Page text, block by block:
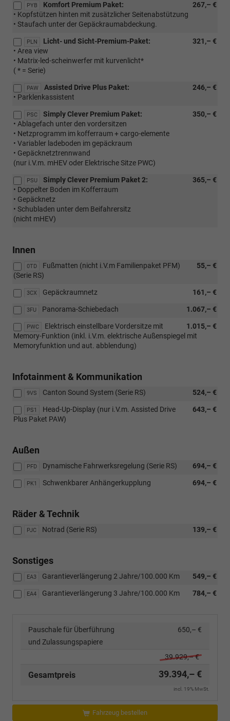
PYB 267,– €
Komfort Premium Paket:
• Kopfstützen hinten mit zusätzlicher Seitenabstützung
• Staufach unter der Gepäckraumabdeckung.
PLN 321,– €
Licht- und Sicht-Premium-Paket:
• Area view
• Matrix-led-scheinwerfer mit kurvenlicht*
( * = Serie)
PAW 246,– €
Assisted Drive Plus Paket:
• Parklenkassistent
PSC 350,– €
Simply Clever Premium Paket:
• Ablagefach unter den vordersitzen
• Netzprogramm im kofferraum + cargo-elemente
• Variabler ladeboden im gepäckraum
• Gepäcknetztrennwand
(nur i.V.m. mHEV oder Elektrische Sitze PWC)
PSU 365,– €
Simply Clever Premium Paket 2:
• Doppelter Boden im Kofferraum
• Gepäcknetz
• Schubladen unter dem Beifahrersitz
(nicht mHEV)
Innen
0TD 55,– €
Fußmatten (nicht i.V.m Familienpaket PFM)
(Serie RS)
3CX 161,– €
Gepäckraumnetz
3FU 1.067,– €
Panorama-Schiebedach
PWC 1.015,– €
Elektrisch einstellbare Vordersitze mit
Memory-Funktion (inkl. i.V.m. elektrische Außenspiegel mit
Memoryfunktion und aut. abblendung)
Infotainment & Kommunikation
9VS 524,– €
Canton Sound System (Serie RS)
PS1 643,– €
Head-Up-Display (nur i.V.m. Assisted Drive
Plus Paket PAW)
Außen
PFD 694,– €
Dynamische Fahrwerksregelung (Serie RS)
PK1 694,– €
Schwenkbarer Anhängerkupplung
Räder & Technik
PJC 139,– €
Notrad (Serie RS)
Sonstiges
EA3 549,– €
Garantieverlängerung 2 Jahre/100.000 Km
EA4 784,– €
Garantieverlängerung 3 Jahre/100.000 Km
Pauschale für Überführung
und Zulassungspapiere
650,– €
39.929,– €
Gesamtpreis 39.394,– €
incl. 19% MwSt.
Fahrzeug bestellen